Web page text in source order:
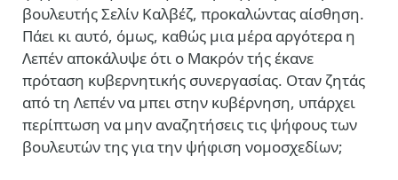
βουλευτής Σελίν Καλβέζ, προκαλώντας αίσθηση.
Πάει κι αυτό, όμως, καθώς μια μέρα αργότερα η
Λεπέν αποκάλυψε ότι ο Μακρόν τής έκανε
πρόταση κυβερνητικής συνεργασίας. Οταν ζητάς
από τη Λεπέν να μπει στην κυβέρνηση, υπάρχει
περίπτωση να μην αναζητήσεις τις ψήφους των
βουλευτών της για την ψήφιση νομοσχεδίων;